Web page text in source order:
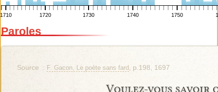
1710 1720 1730 1740 1750
Paroles
Source : F. Gacon, Le poète sans fard , p.198, 1697
Voulez-vous savoir